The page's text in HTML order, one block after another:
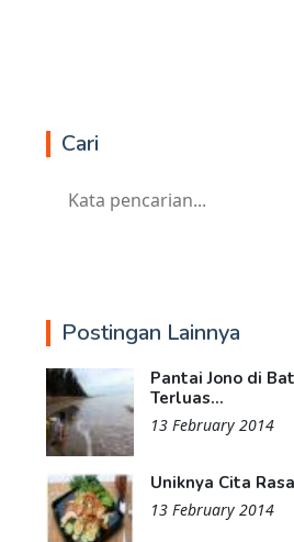
Cari
Postingan Lainnya
Pantai Jono di
Terluas...
13 February 2014
Uniknya Cita
13 February 2014